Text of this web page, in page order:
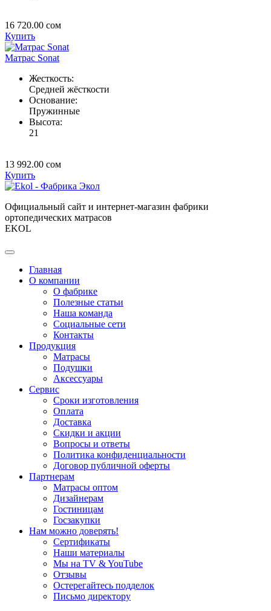
16 720.00 сом
Купить
Матрас Sonat
Жесткость:
Средней жёсткости
Основание:
Пружинные
Высота:
21
13 992.00 сом
Купить
Официальный сайт и интернет-магазин фабрики
ортопедических матрасов
EKOL
Главная
О компании
О фабрике
Полезные статьи
Наша команда
Социальные сети
Контакты
Продукция
Матрасы
Подушки
Аксессуары
Сервис
Сроки изготовления
Оплата
Доставка
Скидки и акции
Вопросы и ответы
Политика конфиденциальности
Договор публичной оферты
Партнерам
Матрасы оптом
Дизайнерам
Гостиницам
Госзакупки
Нам можно доверять!
Сертификаты
Наши материалы
Мы на TV & YouTube
Отзывы
Остерегайтесь подделок
Письмо директору